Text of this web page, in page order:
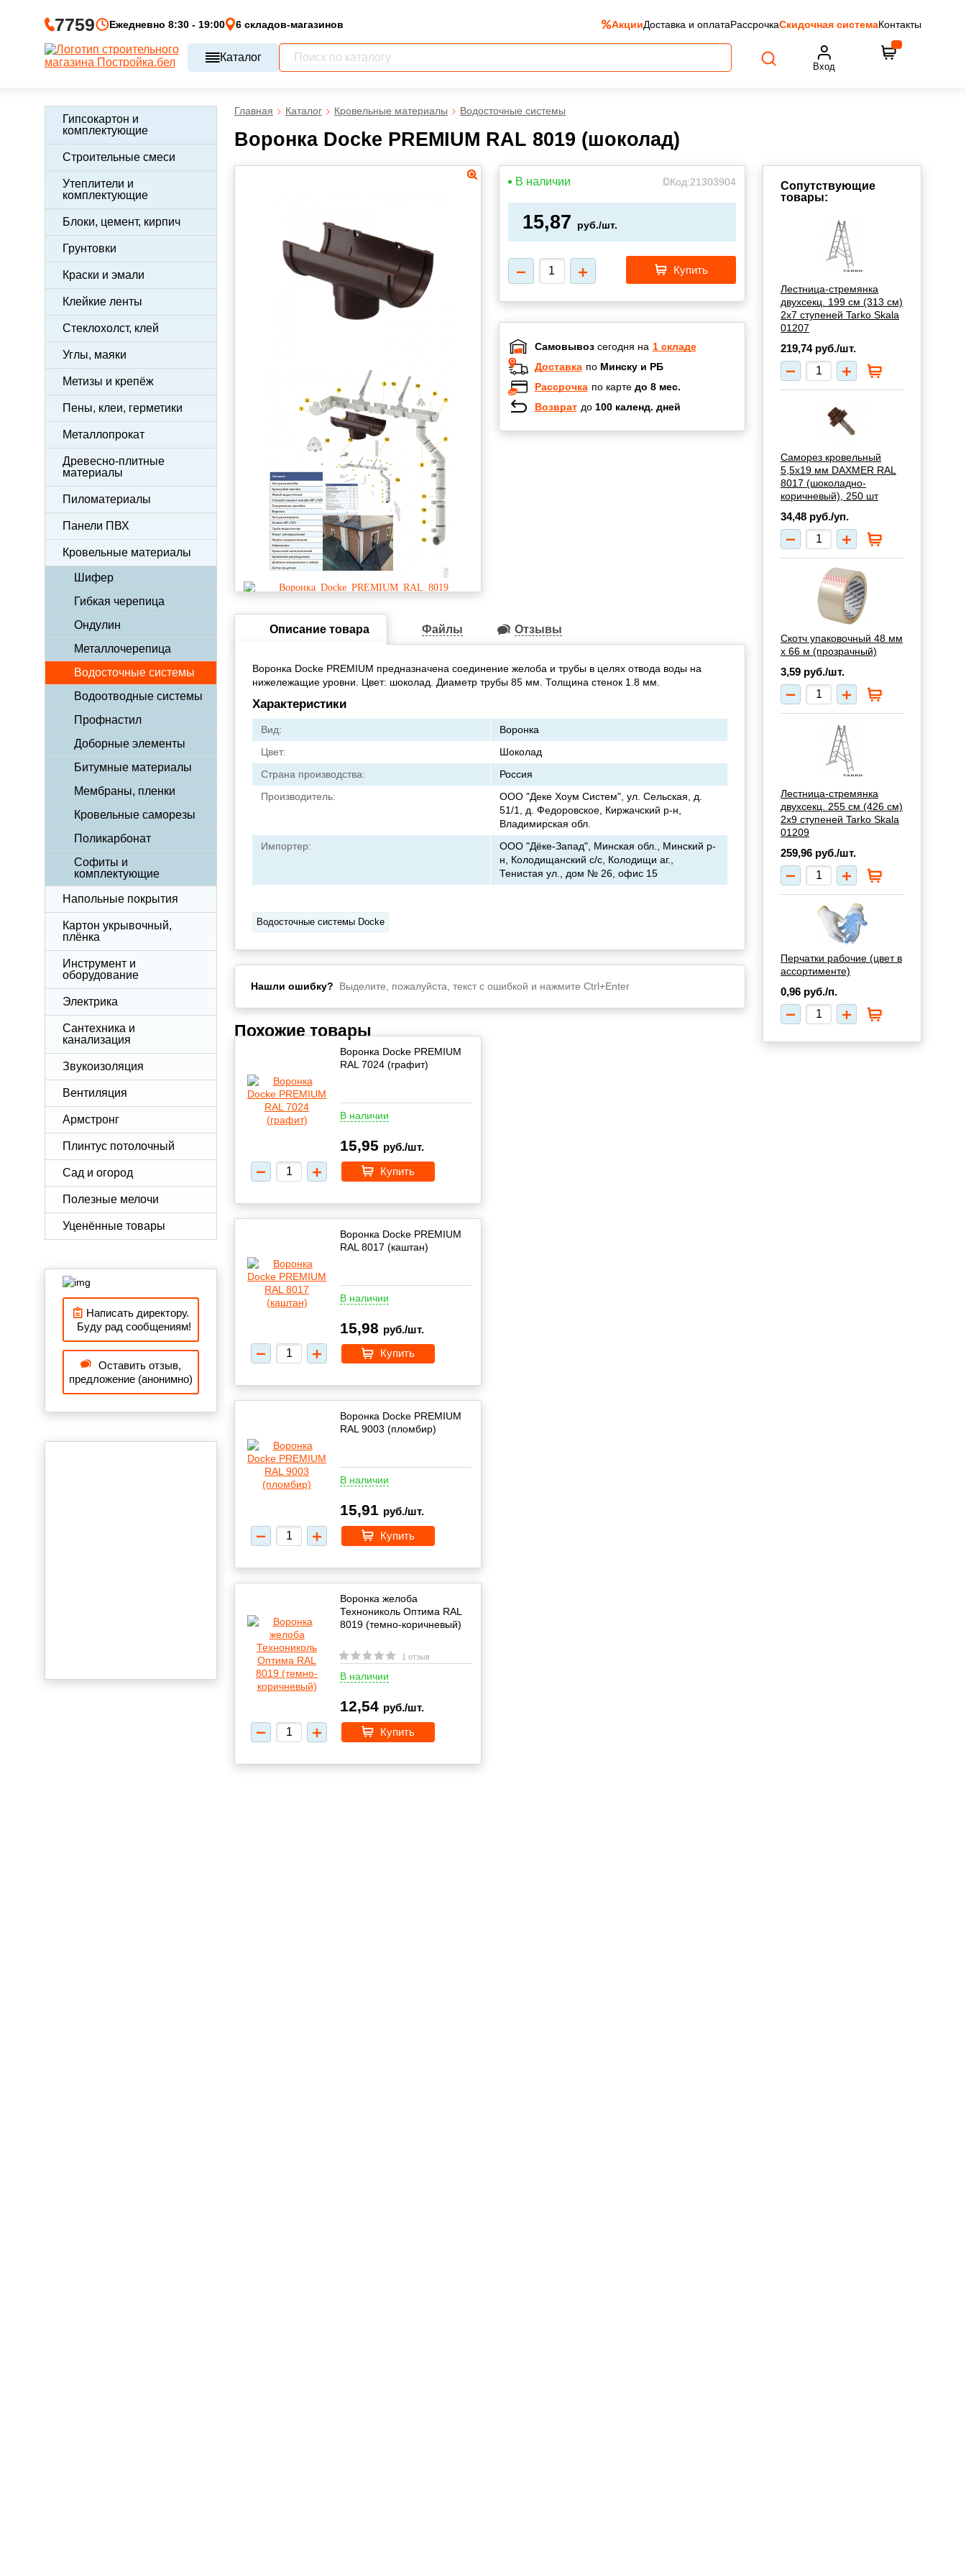
7759 Ежедневно 8:30 - 19:00 6 складов-магазинов АкцииДоставка и оплатаРассрочкаСкидочная системаКонтакты
Каталог
Вход
Гипсокартон и
комплектующие
Строительные смеси
Утеплители и
комплектующие
Блоки, цемент, кирпич
Грунтовки
Краски и эмали
Клейкие ленты
Стеклохолст, клей
Углы, маяки
Метизы и крепёж
Пены, клеи, герметики
Металлопрокат
Древесно-плитные
материалы
Пиломатериалы
Панели ПВХ
Кровельные материалы
Шифер
Гибкая черепица
Ондулин
Металлочерепица
Водосточные системы
Водоотводные системы
Профнастил
Доборные элементы
Битумные материалы
Мембраны, пленки
Кровельные саморезы
Поликарбонат
Софиты и
комплектующие
Напольные покрытия
Картон укрывочный,
плёнка
Инструмент и
оборудование
Электрика
Сантехника и
канализация
Звукоизоляция
Вентиляция
Армстронг
Плинтус потолочный
Сад и огород
Полезные мелочи
Уценённые товары
Написать директору.
Буду рад сообщениям!
Оставить отзыв,
предложение (анонимно)
Главная Каталог Кровельные материалы Водосточные системы
Воронка Docke PREMIUM RAL 8019 (шоколад)
В наличии Код:21303904
15,87 руб./шт.
Купить
Самовывозсегодня на 1 складе
Доставка по Минску и РБ
Рассрочка по карте до 8 мес.
Возврат до 100 календ. дней
Описание товара Файлы Отзывы
Воронка Docke PREMIUM предназначена соединение желоба и трубы в целях отвода воды на
нижележащие уровни. Цвет: шоколад. Диаметр трубы 85 мм. Толщина стенок 1.8 мм.
Характеристики
Вид:
Воронка
Цвет:
Шоколад
Страна производства:
Россия
Производитель:
ООО "Деке Хоум Систем", ул. Сельская, д.
51/1, д. Федоровское, Киржачский р-н,
Владимирская обл.
Импортер:
ООО "Дёке-Запад", Минская обл., Минский р-
н, Колодищанский с/с, Колодищи аг.,
Тенистая ул., дом № 26, офис 15
Водосточные системы Docke
Нашли ошибку? Выделите, пожалуйста, текст с ошибкой и нажмите Ctrl+Enter
Похожие товары
Воронка Docke PREMIUM
RAL 7024 (графит)
В наличии
15,95 руб./шт.
Купить
Воронка Docke PREMIUM
RAL 8017 (каштан)
В наличии
15,98 руб./шт.
Купить
Воронка Docke PREMIUM
RAL 9003 (пломбир)
В наличии
15,91 руб./шт.
Купить
Воронка желоба
Технониколь Оптима RAL
8019 (темно-коричневый)
1 отзыв
В наличии
12,54 руб./шт.
Купить
Сопутствующие
товары:
Лестница-стремянка
двухсекц. 199 см (313 см)
2х7 ступеней Tarko Skala
01207
219,74 руб./шт.
Саморез кровельный
5,5х19 мм DAXMER RAL
8017 (шоколадно-
коричневый), 250 шт
34,48 руб./уп.
Скотч упаковочный 48 мм
х 66 м (прозрачный)
3,59 руб./шт.
Лестница-стремянка
двухсекц. 255 см (426 см)
2х9 ступеней Tarko Skala
01209
259,96 руб./шт.
Перчатки рабочие (цвет в
ассортименте)
0,96 руб./п.